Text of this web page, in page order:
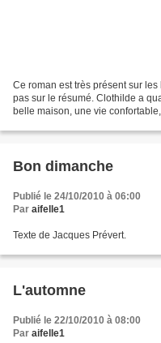
Ce roman est très présent sur
pas sur le résumé. Clothilde a
belle maison, une vie
Bon dimanche
Publié le 24/10/2010 à 06:00
Par aifelle1
Texte de Jacques Prévert.
L'automne
Publié le 22/10/2010 à 08:00
Par aifelle1